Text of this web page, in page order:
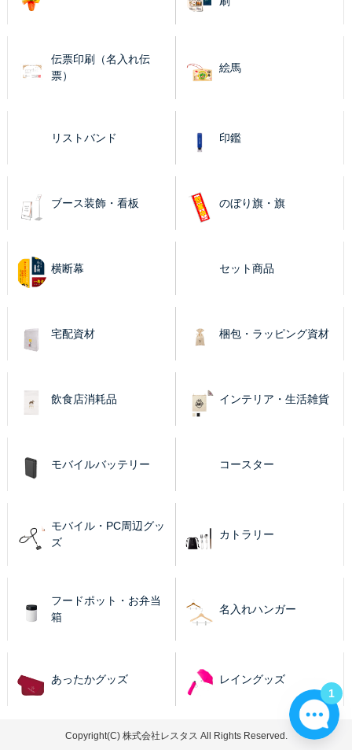
伝票印刷（名入れ伝
票）
絵馬
リストバンド 印鑑
ブース装飾・看板 のぼり旗・旗
横断幕 セット商品
宅配資材 梱包・ラッピング資材
飲食店消耗品 インテリア・生活雑貨
モバイルバッテリー コースター
モバイル・PC周辺グッ
ズ
カトラリー
フードポット・お弁当
箱
名入れハンガー
あったかグッズ レイングッズ
Copyright(C) 株式会社レスタス All Rights Reserved.
1